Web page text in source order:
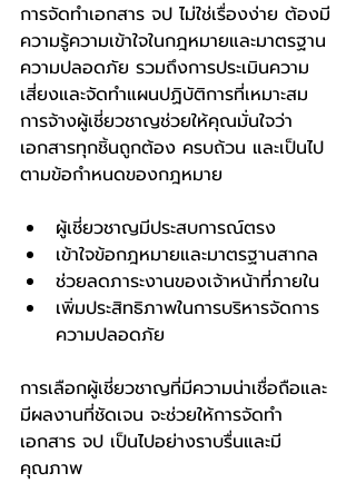
การจัดทำเอกสาร จป ไม่ใช่เรื่องง่าย ต้องมี
ความรู้ความเข้าใจในกฎหมายและมาตรฐาน
ความปลอดภัย รวมถึงการประเมินความ
เสี่ยงและจัดทำแผนปฏิบัติการที่เหมาะสม
การจ้างผู้เชี่ยวชาญช่วยให้คุณมั่นใจว่า
เอกสารทุกชิ้นถูกต้อง ครบถ้วน และเป็นไป
ตามข้อกำหนดของกฎหมาย
ผู้เชี่ยวชาญมีประสบการณ์ตรง
เข้าใจข้อกฎหมายและมาตรฐานสากล
ช่วยลดภาระงานของเจ้าหน้าที่ภายใน
เพิ่มประสิทธิภาพในการบริหารจัดการ
ความปลอดภัย
การเลือกผู้เชี่ยวชาญที่มีความน่าเชื่อถือและ
มีผลงานที่ชัดเจน จะช่วยให้การจัดทำ
เอกสาร จป เป็นไปอย่างราบรื่นและมี
คุณภาพ